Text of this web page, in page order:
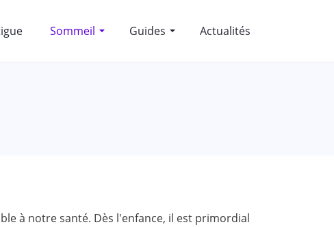
Sommeil Guides Actualités
à notre santé. Dès l'enfance, il est primordial